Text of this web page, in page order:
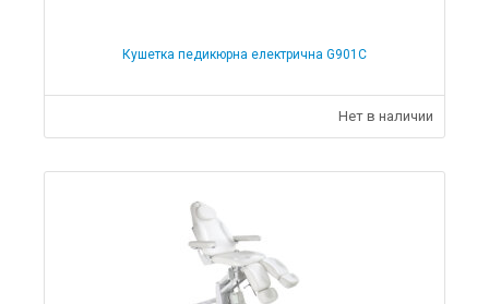
Кушетка педикюрна електрична G901C
Нет в наличии